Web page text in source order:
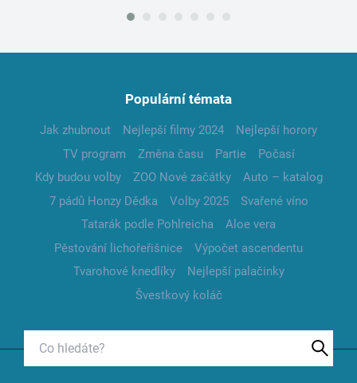
Populární témata
Jak zhubnout Nejlepší filmy 2024
Nejlepší horory
TV program
Změna času Partie
Počasí
Kdy budou volby
ZOO Nové začátky
Auto – katalog
7 pádů Honzy Dědka
Volby 2025
Svařené víno
Tatarák podle Pohlreicha
Aloe vera
Pěstování lichořeřišnice
Výpočet ascendentu
Tvarohové knedlíky
Nejlepší palačinky
Švestkový koláč